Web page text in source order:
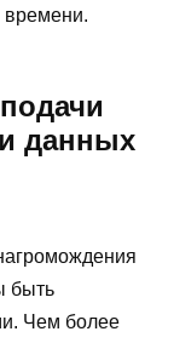
времени.
данных
быть
Чем более